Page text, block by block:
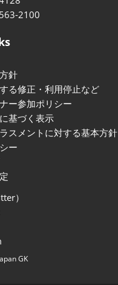
2100
針
る修正・利用停止など
ー参加ポリシー
基づく表示
スメントに対する基本方針
ー
）
GK